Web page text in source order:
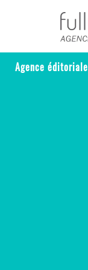
Agence éditoriale